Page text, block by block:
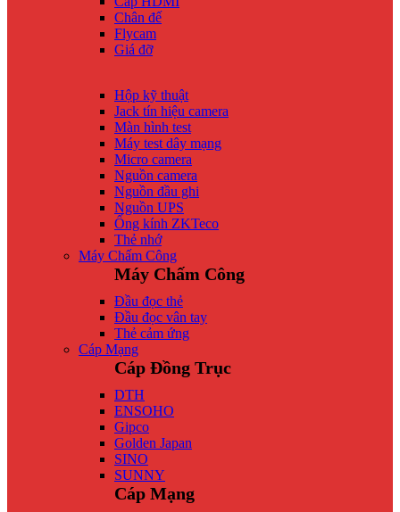
Chân đế
Flycam
Giá đỡ
Hộp kỹ thuật
Jack tín hiệu camera
Màn hình test
Máy test dây mạng
Micro camera
Nguồn camera
Nguồn đầu ghi
Nguồn UPS
Ống kính ZKTeco
Thẻ nhớ
Máy Chấm Công
Máy Chấm Công
Đầu đọc thẻ
Đầu đọc vân tay
Thẻ cảm ứng
Cáp Mạng
Cáp Đồng Trục
DTH
ENSOHO
Gipco
Golden Japan
SINO
SUNNY
Cáp Mạng